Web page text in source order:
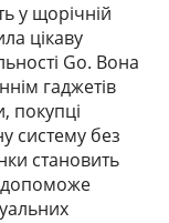
у щорічній
цікаву
Go. Вона
гаджетів
покупці
систему без
становить
допоможе